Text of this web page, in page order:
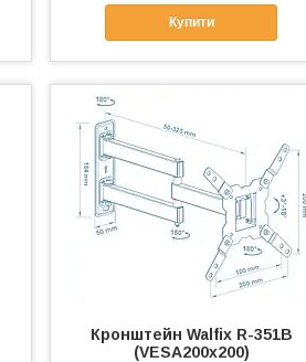
Купити
Кронштейн Walfix R-351B
(VESA200х200)